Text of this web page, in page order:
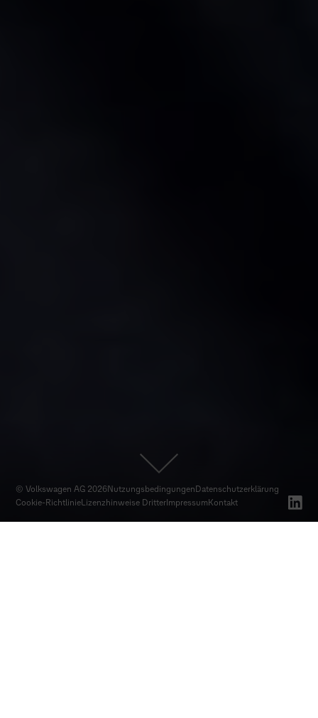
© Volkswagen AG 2026Nutzungsbedingungen Datenschutz­erklärung
Cookie-RichtlinieLizenzhinweise Dritter Impressum Kontakt